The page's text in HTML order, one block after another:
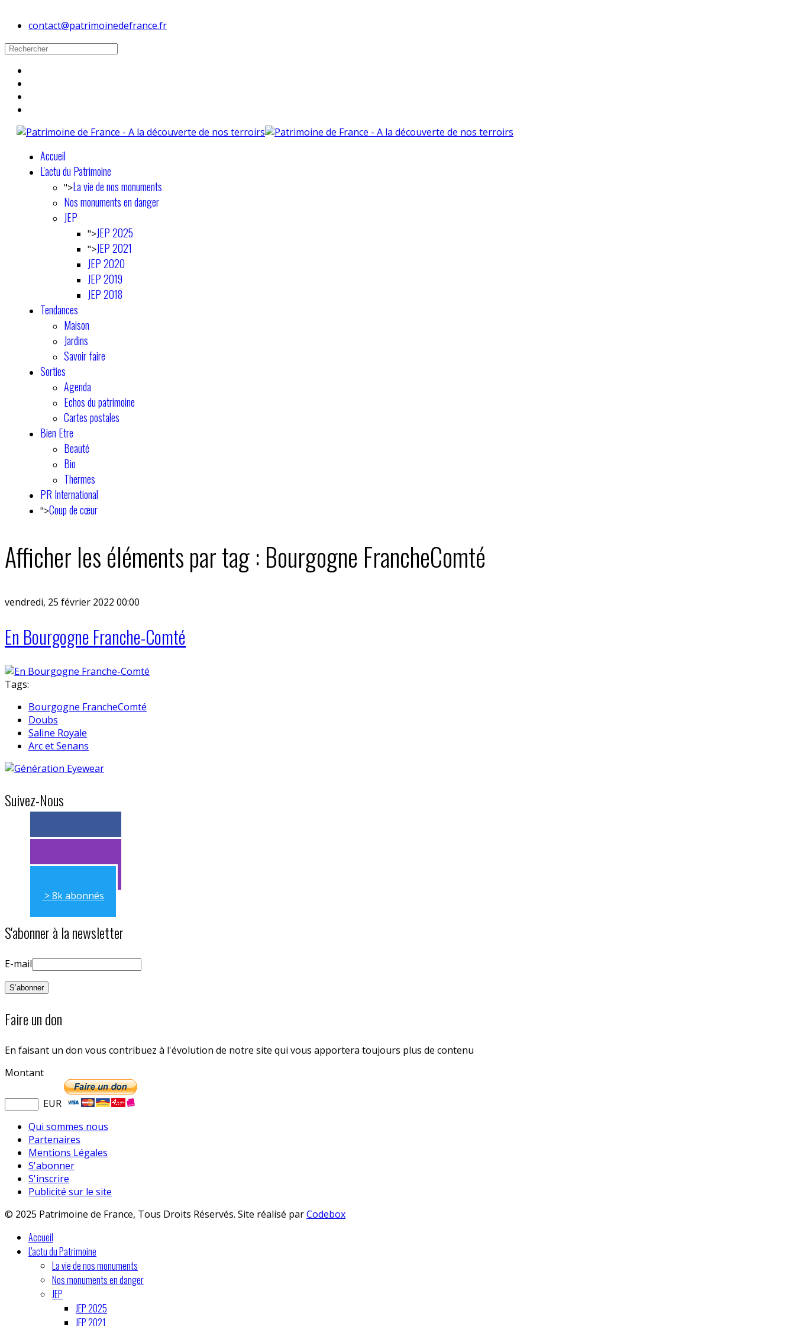
contact@patrimoinedefrance.fr
Accueil
L'actu du Patrimoine
">La vie de nos monuments
Nos monuments en danger
JEP
">JEP 2025
">JEP 2021
JEP 2020
JEP 2019
JEP 2018
Tendances
Maison
Jardins
Savoir faire
Sorties
Agenda
Echos du patrimoine
Cartes postales
Bien Etre
Beauté
Bio
Thermes
PR International
">Coup de cœur
Afficher les éléments par tag : Bourgogne FrancheComté
vendredi, 25 février 2022 00:00
En Bourgogne Franche-Comté
Tags:
Bourgogne FrancheComté
Doubs
Saline Royale
Arc et Senans
Suivez-Nous
> 11k abonnés
> 11k abonnés
> 8k abonnés
S'abonner à la newsletter
E-mail
Faire un don
En faisant un don vous contribuez à l'évolution de notre site qui vous apportera toujours plus de contenu
Montant
EUR
Qui sommes nous
Partenaires
Mentions Légales
S'abonner
S'inscrire
Publicité sur le site
© 2025 Patrimoine de France, Tous Droits Réservés. Site réalisé parCodebox
Accueil
L'actu du Patrimoine
La vie de nos monuments
Nos monuments en danger
JEP
JEP 2025
JEP 2021